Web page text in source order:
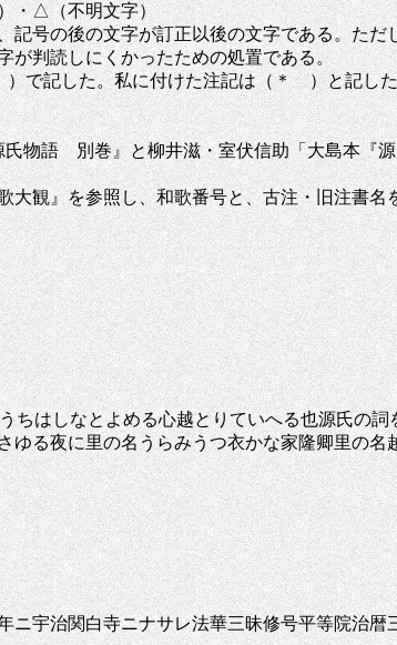
・△（不明文字）
の後の文字が訂正以後の文字である。ただ
が判読しにくかったための処置である。
で記した。私に付けた注記は（＊ ）と記し
語 別巻』と柳井滋・室伏信助「大島本『
観』を参照し、和歌番号と、古注・旧注書名
はしなとよめる心越とりていへる也源氏の
る夜に里の名うらみうつ衣かな家隆卿里の
ニ宇治関白寺ニナサレ法華三昧修号平等院治暦